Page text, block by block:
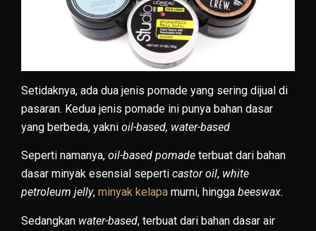
Setidaknya, ada dua jenis pomade yang sering dijual di
pasaran. Kedua jenis pomade ini punya bahan dasar
yang berbeda, yakni oil-based, water-based
Seperti namanya, oil-based pomade terbuat dari bahan
dasar minyak esensial seperti castor oil, white
petroleum jelly, minyak kelapa murni, hingga beeswax.
Sedangkan water-based, terbuat dari bahan dasar air